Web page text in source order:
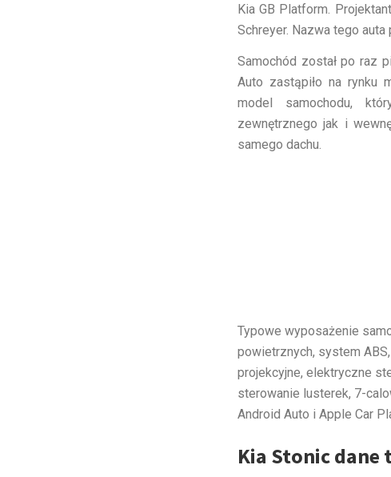
Kia GB Platform.
Schreyer. Nazwa tego
Samochód został po raz
Auto zastąpiło na rynku
model samochodu,
zewnętrznego jak i
samego dachu.
Typowe wyposażenie
powietrznych, system
projekcyjne, elektryczne
sterowanie lusterek, 7-
Android Auto i Apple Car
Kia Stonic dane